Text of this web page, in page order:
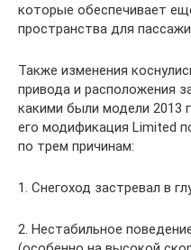
которые обеспечивает
пространства для
Также изменения
привода и расположения
какими были модели 2013
его модификация Limited
по трем причинам:
1. Снегоход застревал в
2. Нестабильное